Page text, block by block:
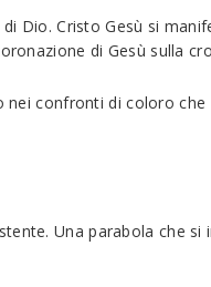
Dio. Cristo Gesù si
di Gesù sulla
confronti di coloro
Una parabola che si